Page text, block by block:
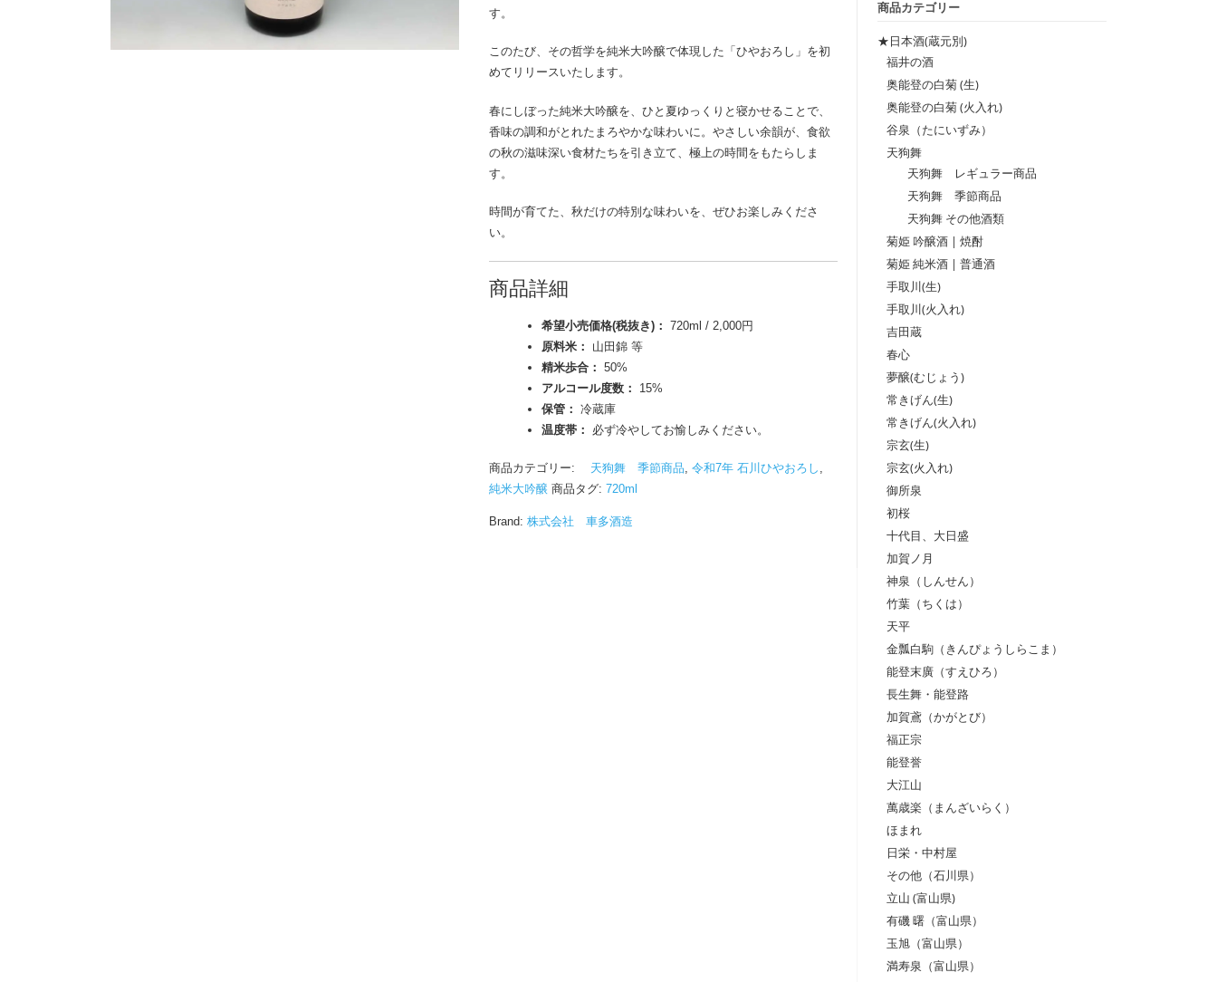
す。
このたび、その哲学を純米大吟醸で体現した「ひやおろし」を初
めてリリースいたします。
春にしぼった純米大吟醸を、ひと夏ゆっくりと寝かせることで、
香味の調和がとれたまろやかな味わいに。やさしい余韻が、食欲
の秋の滋味深い食材たちを引き立て、極上の時間をもたらしま
す。
時間が育てた、秋だけの特別な味わいを、ぜひお楽しみくださ
い。
商品詳細
希望小売価格(税抜き)： 720ml / 2,000円
原料米：
山田錦 等
精米歩合： 50%
アルコール度数：
15%
保管： 冷蔵庫
温度帯：
必ず冷やしてお愉しみください。
商品カテゴリー: 天狗舞 季節商品, 令和7年 石川ひやおろし ,
純米大吟醸 商品タグ: 720ml
Brand: 株式会社 車多酒造
商品カテゴリー
★日本酒(蔵元別)
福井の酒
奥能登の白菊 (生)
奥能登の白菊 (火入れ)
谷泉（たにいずみ）
天狗舞
天狗舞 レギュラー商品
天狗舞 季節商品
天狗舞 その他酒類
菊姫 吟醸酒 | 焼酎
菊姫 純米酒 | 普通酒
手取川(生)
手取川(火入れ)
吉田蔵
春心
夢醸(むじょう)
常きげん(生)
常きげん(火入れ)
宗玄(生)
宗玄(火入れ)
御所泉
初桜
十代目、大日盛
加賀ノ月
神泉（しんせん）
竹葉（ちくは）
天平
金瓢白駒（きんぴょうしらこま）
能登末廣（すえひろ）
長生舞・能登路
加賀鳶（かがとび）
福正宗
能登誉
大江山
萬歳楽（まんざいらく）
ほまれ
日栄・中村屋
その他（石川県）
立山 (富山県)
有磯 曙（富山県）
玉旭（富山県）
満寿泉（富山県）